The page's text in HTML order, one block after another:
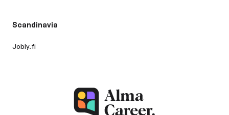
Scandinavia
Jobly.fi